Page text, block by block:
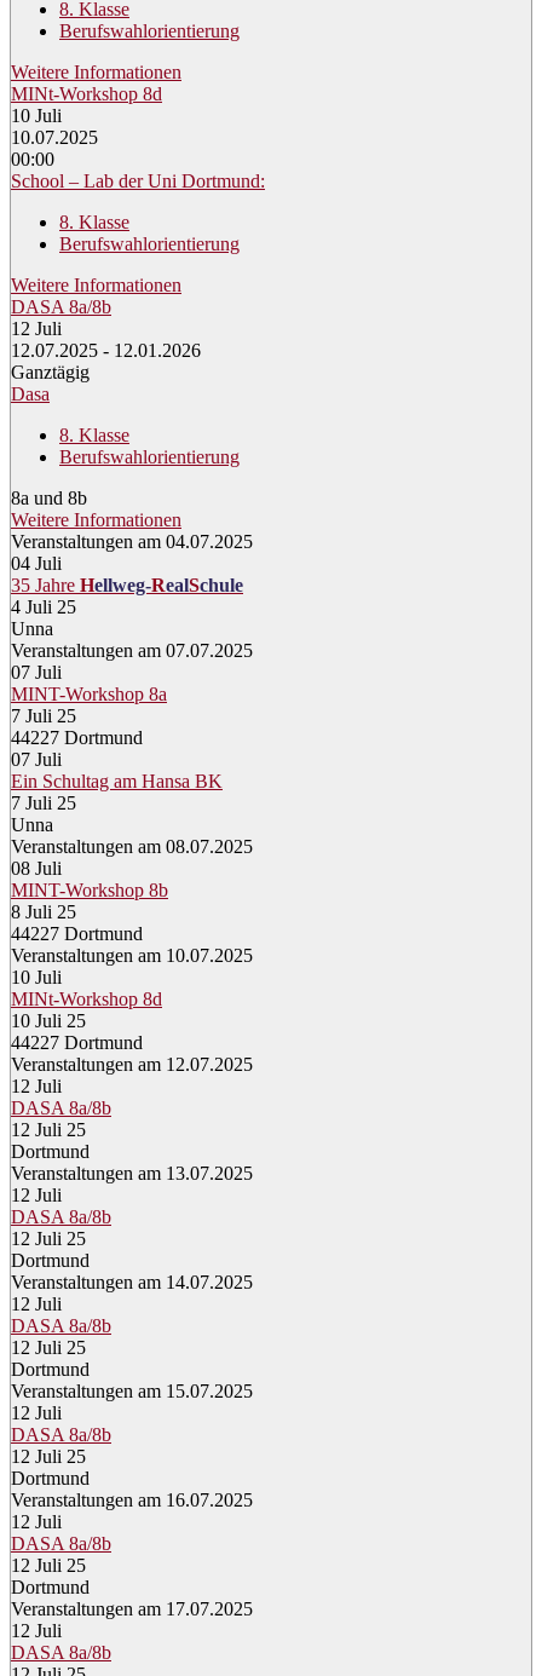
8. Klasse
Berufswahlorientierung
Weitere Informationen
MINt-Workshop 8d
10 Juli
10.07.2025
00:00
School – Lab der Uni Dortmund:
8. Klasse
Berufswahlorientierung
Weitere Informationen
DASA 8a/8b
12 Juli
12.07.2025 - 12.01.2026
Ganztägig
Dasa
8. Klasse
Berufswahlorientierung
8a und 8b
Weitere Informationen
Veranstaltungen am 04.07.2025
04 Juli
35 Jahre Hellweg-RealSchule
4 Juli 25
Unna
Veranstaltungen am 07.07.2025
07 Juli
MINT-Workshop 8a
7 Juli 25
44227 Dortmund
07 Juli
Ein Schultag am Hansa BK
7 Juli 25
Unna
Veranstaltungen am 08.07.2025
08 Juli
MINT-Workshop 8b
8 Juli 25
44227 Dortmund
Veranstaltungen am 10.07.2025
10 Juli
MINt-Workshop 8d
10 Juli 25
44227 Dortmund
Veranstaltungen am 12.07.2025
12 Juli
DASA 8a/8b
12 Juli 25
Dortmund
Veranstaltungen am 13.07.2025
12 Juli
DASA 8a/8b
12 Juli 25
Dortmund
Veranstaltungen am 14.07.2025
12 Juli
DASA 8a/8b
12 Juli 25
Dortmund
Veranstaltungen am 15.07.2025
12 Juli
DASA 8a/8b
12 Juli 25
Dortmund
Veranstaltungen am 16.07.2025
12 Juli
DASA 8a/8b
12 Juli 25
Dortmund
Veranstaltungen am 17.07.2025
12 Juli
DASA 8a/8b